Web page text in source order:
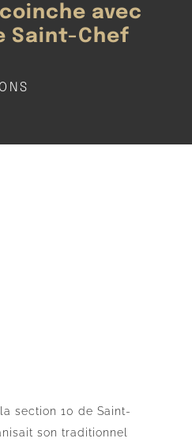
avec
Saint-Chef
section 10 de Saint-
son traditionnel